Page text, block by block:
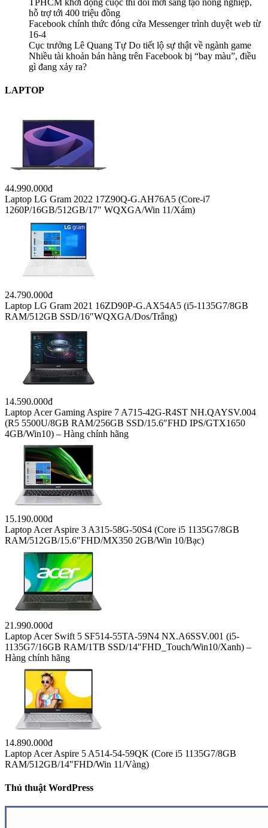
Hướng dẫn cách tạo website với chi phí thấp nhất
Bài viết mới
diện
TPHCM khởi động cuộc thi đổi mới sáng tạo nông nghiệp,
hỗ trợ tới 400 triệu đồng
Facebook chính thức đóng cửa Messenger trình duyệt web từ
16-4
Nhiều tài khoản bán hàng trên Facebook bị “bay màu”, điều
gì đang xảy ra?
LAPTOP
44.990.000đ
Laptop LG Gram 2022 17Z90Q-G.AH76A5 (Core-i7
1260P/16GB/512GB/17″ WQXGA/Win 11/Xám)
24.790.000đ
Laptop LG Gram 2021 16ZD90P-G.AX54A5 (i5-1135G7/8GB
RAM/512GB SSD/16″WQXGA/Dos/Trắng)
14.590.000đ
Laptop Acer Gaming Aspire 7 A715-42G-R4ST NH.QAYSV.004
(R5 5500U/8GB RAM/256GB SSD/15.6″FHD IPS/GTX1650
4GB/Win10) – Hàng chính hãng
15.190.000đ
Laptop Acer Aspire 3 A315-58G-50S4 (Core i5 1135G7/8GB
RAM/512GB/15.6″FHD/MX350 2GB/Win 10/Bạc)
21.990.000đ
Laptop Acer Swift 5 SF514-55TA-59N4 NX.A6SSV.001 (i5-
Hàng chính hãng